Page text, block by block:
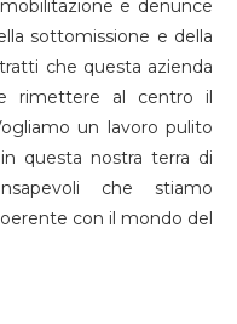
e denunce
sottomissione e della
che questa azienda
rimettere al centro il
un lavoro pulito
questa nostra terra di
che stiamo
con il mondo del